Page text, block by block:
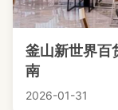
釜山新世界百
南
2026-01-31